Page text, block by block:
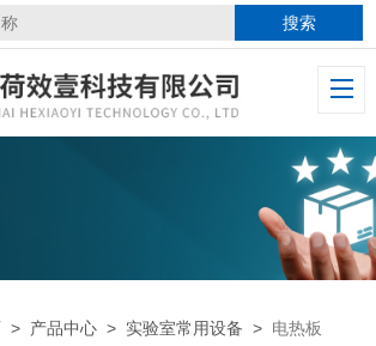
> 产品中心 > 实验室常用设备 > 电热板